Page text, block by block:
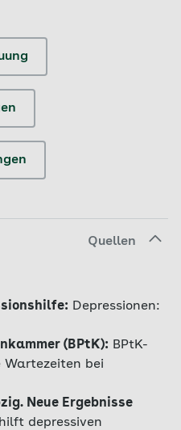
Quellen
Depressionen:
(BPtK): BPtK-
bei
Neue Ergebnisse
depressiven